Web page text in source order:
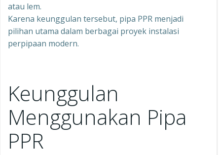
atau lem.
Karena keunggulan tersebut, pipa PPR menjadi
pilihan utama dalam berbagai proyek instalasi
perpipaan modern.
Keunggulan
Menggunakan Pipa
PPR